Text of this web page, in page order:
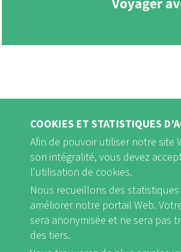
FB Youtube
COOKIES ET STATISTIQUES
Afin de pouvoir utiliser notre site
son intégralité, vous devez
l'utilisation de cookies.
Nous recueillons des
améliorer notre portail Web.
sera anonymisée et ne sera pas
des tiers.